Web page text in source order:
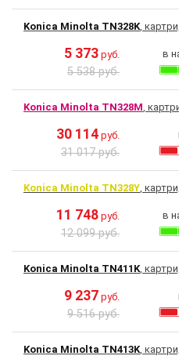
Konica Minolta TN328K,
5 373 руб.
5 538 руб.
в
Konica Minolta TN328M,
30 114 руб.
31 017 руб.
Konica Minolta TN328Y,
11 748 руб.
12 099 руб.
в
Konica Minolta TN411K,
9 237 руб.
9 516 руб.
Konica Minolta TN413K,